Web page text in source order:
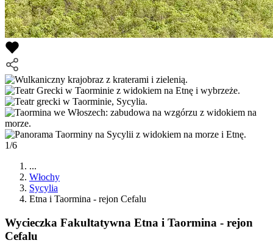
1/6
...
Włochy
Sycylia
Etna i Taormina - rejon Cefalu
Wycieczka Fakultatywna Etna i Taormina - rejon
Cefalu